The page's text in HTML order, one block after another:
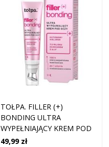
TOŁPA. FILLER (+)
BONDING ULTRA
WYPEŁNIAJĄCY KREM POD
OCZY, 15 ML
49,99 zł